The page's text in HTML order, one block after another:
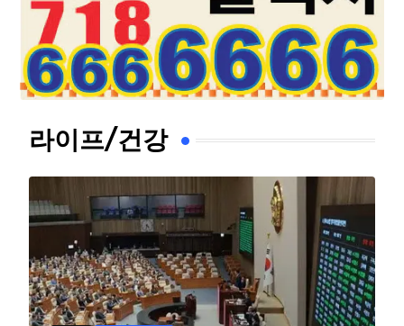
라이프/건강